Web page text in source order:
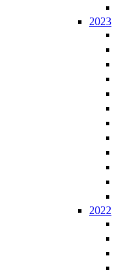
2023
2022